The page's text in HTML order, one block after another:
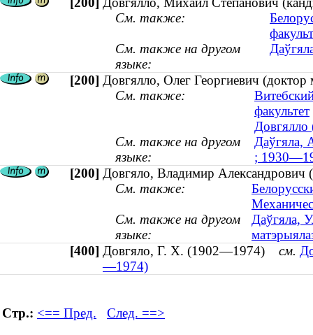
См. также:
См. также на другом
языке:
[200] Довгялло, Олег Георгиевич
См. также:
факультет
Довгялло
См. также на другом
языке:
Даўгяла,
;
[200] Довгяло, Владимир Александрович
См. также:
См. также на другом
языке:
Даўгяла,
[400] Довгяло, Г. Х. (1902—1974) см.
—1974)
Стр.: <== Пред. След. ==>